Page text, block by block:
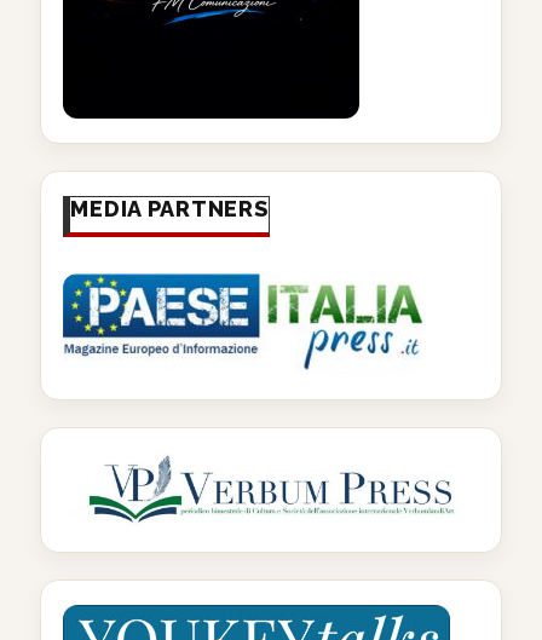
MEDIA PARTNERS